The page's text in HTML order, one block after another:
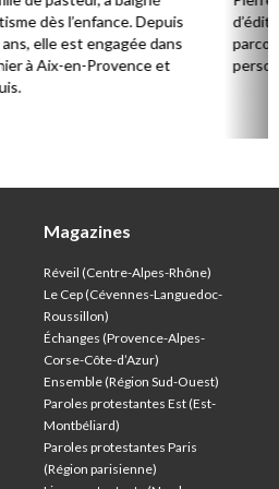
dès l’enfance. Depuis
elle est engagée dans
à Aix-en-Provence et
Magazines
Réveil (Centre-Alpes-Rhône)
Le Cep (Cévennes-Languedoc-
Roussillon)
Échanges (Provence-Alpes-
Corse-Côte-d’Azur)
Ensemble (Région Sud-Ouest)
Paroles protestantes Est (Est-
Montbéliard)
Paroles protestantes Paris
(Région parisienne)